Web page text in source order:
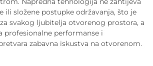
ili složene postupke održavanja, što je
svakog ljubitelja otvorenog prostora, a
profesionalne performanse i
zabavna iskustva na otvorenom.